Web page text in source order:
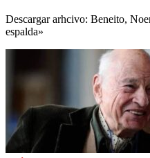
Descargar arhcivo: Beneito,
espalda»